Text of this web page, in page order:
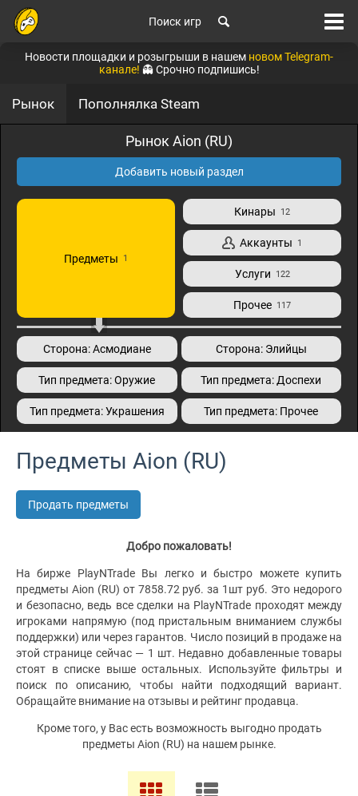
Поиск игр
Новости площадки и розыгрыши в нашем новом Telegram-
канале! 👻 Срочно подпишись!
Рынок Пополнялка Steam
Рынок Aion (RU)
Добавить новый раздел
Предметы 1
Кинары 12
Аккаунты 1
Услуги 122
Прочее 117
Сторона: Асмодиане Сторона: Элийцы
Тип предмета: Оружие Тип предмета: Доспехи
Тип предмета: Украшения Тип предмета: Прочее
Предметы Aion (RU)
Продать предметы
Добро пожаловать!
На бирже PlayNTrade Вы легко и быстро можете купить
предметы Aion (RU) от 7858.72 руб. за 1шт руб. Это недорого
и безопасно, ведь все сделки на PlayNTrade проходят между
игроками напрямую (под пристальным вниманием службы
поддержки) или через гарантов. Число позиций в продаже на
этой странице сейчас — 1 шт. Недавно добавленные товары
стоят в списке выше остальных. Используйте фильтры и
поиск по описанию, чтобы найти подходящий вариант.
Обращайте внимание на отзывы и рейтинг продавца.
Кроме того, у Вас есть возможность выгодно продать
предметы Aion (RU) на нашем рынке.